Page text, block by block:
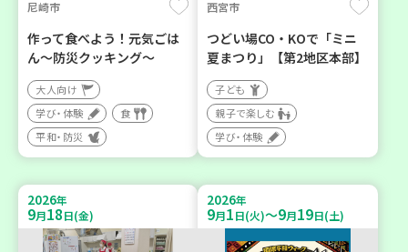
尼崎市
作って食べよう！元気ごは
ん～防災クッキング～
大人向け
学び・体験
食
平和・防災
西宮市
つどい場CO・KOで「ミニ
夏まつり」【第2地区本部】
子ども
親子で楽しむ
学び・体験
2026年
9月18日(金)
2026年
9月1日(火)～9月19日(土)